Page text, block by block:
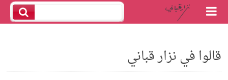
قالوا في نزار قباني